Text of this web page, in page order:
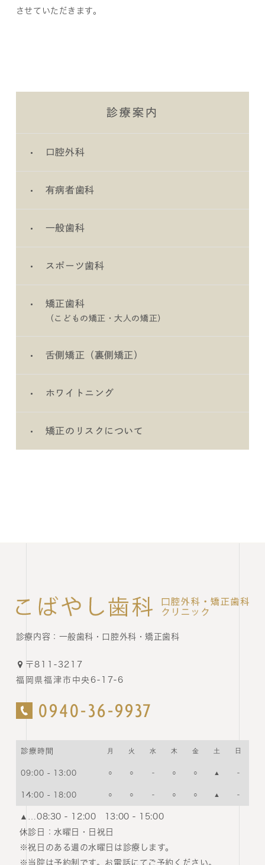
させていただきます。
診療案内
口腔外科
有病者歯科
一般歯科
スポーツ歯科
矯正歯科
（こどもの矯正・大人の矯正）
舌側矯正（裏側矯正）
ホワイトニング
矯正のリスクについて
診療内容： 一般歯科・口腔外科・矯正歯科
〒811-3217
福岡県福津市中央6-17-6
0940-36-9937
診療時間 月 火 水 木 金 土 日
09:00 - 13:00 ○ ○ - ○ ○ ▲ -
14:00 - 18:00 ○ ○ - ○ ○ ▲ -
▲…08:30 - 12:00 13:00 - 15:00
休診日： 水曜日・日祝日
※祝日のある週の水曜日は診療します。
※当院は予約制です。お電話にてご予約ください。